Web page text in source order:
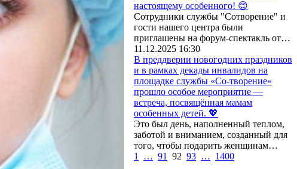
настоящему особенного! 😊
Сотрудники службы "Сотворение" и
гости нашего центра были
приглашены на форум-спектакль от…
11.12.2025 16:30
В преддверии новогодних праздников
и в рамках декады инвалидов на
площадке службы «Со-творение»
прошло особое мероприятие —
встреча, посвящённая мамам
особенных детей. 💖
Это был день, наполненный теплом,
заботой и вниманием, созданный для
того, чтобы подарить женщинам…
1
… 91 92 93 … 1400